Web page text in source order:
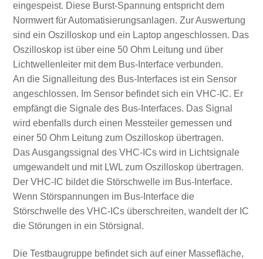
eingespeist. Diese Burst-Spannung entspricht dem
Normwert für Automatisierungsanlagen. Zur Auswertung
sind ein Oszilloskop und ein Laptop angeschlossen. Das
Oszilloskop ist über eine 50 Ohm Leitung und über
Lichtwellenleiter mit dem Bus-Interface verbunden.
An die Signalleitung des Bus-Interfaces ist ein Sensor
angeschlossen. Im Sensor befindet sich ein VHC-IC. Er
empfängt die Signale des Bus-Interfaces. Das Signal
wird ebenfalls durch einen Messteiler gemessen und
einer 50 Ohm Leitung zum Oszilloskop übertragen.
Das Ausgangssignal des VHC-ICs wird in Lichtsignale
umgewandelt und mit LWL zum Oszilloskop übertragen.
Der VHC-IC bildet die Störschwelle im Bus-Interface.
Wenn Störspannungen im Bus-Interface die
Störschwelle des VHC-ICs überschreiten, wandelt der IC
die Störungen in ein Störsignal.
Die Testbaugruppe befindet sich auf einer Massefläche,